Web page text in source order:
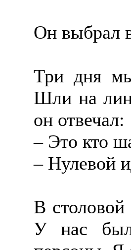
Он выбрал
Три дня
Шли на
он отвечал:
– Это кто
– Нулевой
В
У нас был